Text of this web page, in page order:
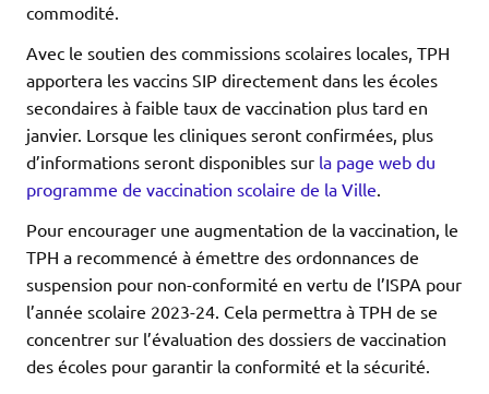
commodité.
Avec le soutien des commissions scolaires locales, TPH
apportera les vaccins SIP directement dans les écoles
secondaires à faible taux de vaccination plus tard en
janvier. Lorsque les cliniques seront confirmées, plus
d’informations seront disponibles sur la page web du
programme de vaccination scolaire de la Ville.
Pour encourager une augmentation de la vaccination, le
TPH a recommencé à émettre des ordonnances de
suspension pour non-conformité en vertu de l’ISPA pour
l’année scolaire 2023-24. Cela permettra à TPH de se
concentrer sur l’évaluation des dossiers de vaccination
des écoles pour garantir la conformité et la sécurité.